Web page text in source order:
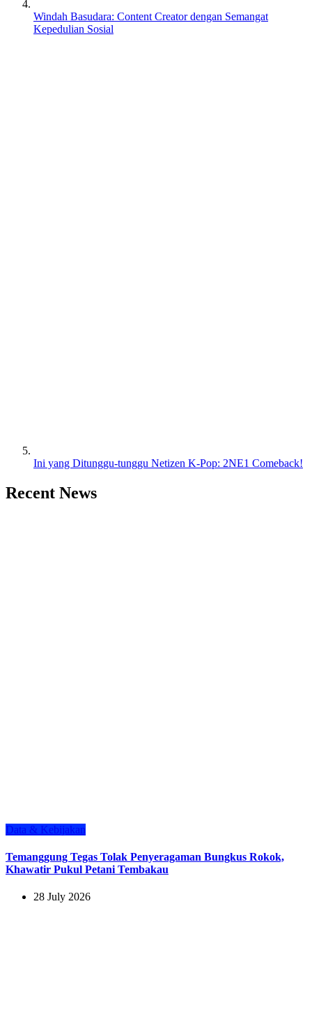
Windah Basudara: Content Creator dengan Semangat
Kepedulian Sosial
Ini yang Ditunggu-tunggu Netizen K-Pop: 2NE1 Comeback!
Recent News
Data & Kebijakan
Temanggung Tegas Tolak Penyeragaman Bungkus Rokok,
Khawatir Pukul Petani Tembakau
28 July 2026